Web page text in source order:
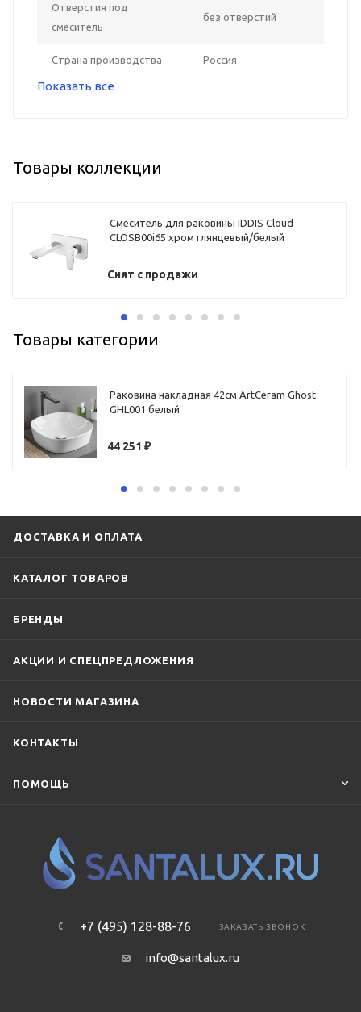
Отверстия под
смеситель
без отверстий
Страна производства Россия
Показать все
Товары коллекции
Смеситель для раковины IDDIS Cloud
CLOSB00i65 хром глянцевый/белый
Снят с продажи
Товары категории
Раковина накладная 42см ArtCeram Ghost
GHL001 белый
44 251 ₽
ДОСТАВКА И ОПЛАТА
КАТАЛОГ ТОВАРОВ
БРЕНДЫ
АКЦИИ И СПЕЦПРЕДЛОЖЕНИЯ
НОВОСТИ МАГАЗИНА
КОНТАКТЫ
ПОМОЩЬ
+7 (495) 128-88-76 ЗАКАЗАТЬ ЗВОНОК
info@santalux.ru